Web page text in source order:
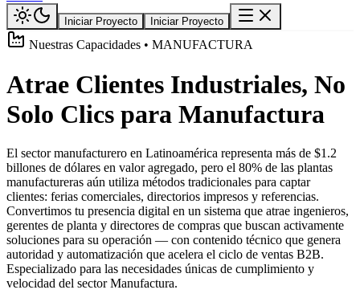
Iniciar Proyecto Iniciar Proyecto
Nuestras Capacidades • MANUFACTURA
Atrae Clientes Industriales, No
Solo Clics para Manufactura
El sector manufacturero en Latinoamérica representa más de $1.2
billones de dólares en valor agregado, pero el 80% de las plantas
manufactureras aún utiliza métodos tradicionales para captar
clientes: ferias comerciales, directorios impresos y referencias.
Convertimos tu presencia digital en un sistema que atrae ingenieros,
gerentes de planta y directores de compras que buscan activamente
soluciones para su operación — con contenido técnico que genera
autoridad y automatización que acelera el ciclo de ventas B2B.
Especializado para las necesidades únicas de cumplimiento y
velocidad del sector Manufactura.